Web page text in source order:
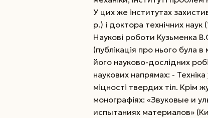
У цих же інститутах
р.) і доктора технічних
Наукові роботи Кузьменка
(публікація про нього була
його науково-дослідних
наукових напрямах: -
міцності твердих тіл. Крім
монографіях: «Звуковые и
испытаниях материалов»